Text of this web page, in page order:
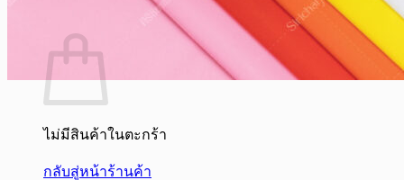
ไม่มีสินค้าในตะกร้า
กลับสู่หน้าร้านค้า